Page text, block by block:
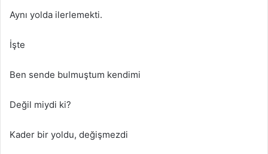
Aynı yolda ilerlemekti.
İşte
Ben sende bulmuştum kendimi
Değil miydi ki?
Kader bir yoldu, değişmezdi